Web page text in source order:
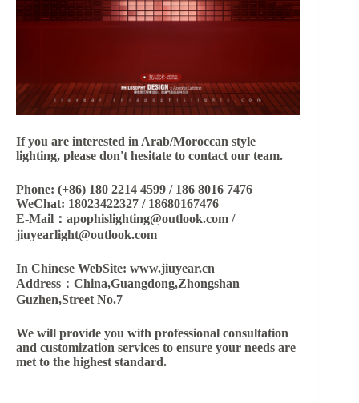
If you are interested in Arab/Moroccan style
lighting, please don't hesitate to contact our team.
Phone: (+86) 180 2214 4599 / 186 8016 7476
WeChat: 18023422327 / 18680167476
E-Mail：apophislighting@outlook.com /
jiuyearlight@outlook.com
In Chinese WebSite: www.jiuyear.cn
Address：China,Guangdong,Zhongshan
Guzhen,Street No.7
We will provide you with professional consultation
and customization services to ensure your needs are
met to the highest standard.